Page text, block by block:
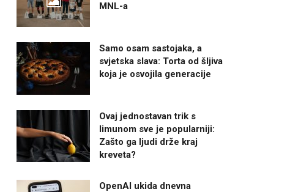
MNL-a
Samo osam sastojaka, a
svjetska slava: Torta od šljiva
koja je osvojila generacije
Ovaj jednostavan trik s
limunom sve je popularniji:
Zašto ga ljudi drže kraj
kreveta?
OpenAI ukida dnevna